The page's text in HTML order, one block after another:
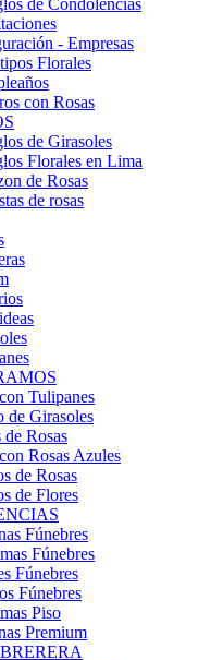
de Condolencias
- Empresas
Florales
con Rosas
de Girasoles
Florales en Lima
de Rosas
de rosas
Tulipanes
de Girasoles
de Rosas
Rosas Azules
de Rosas
de Flores
Fúnebres
Fúnebres
Fúnebres
Fúnebres
Piso
Premium